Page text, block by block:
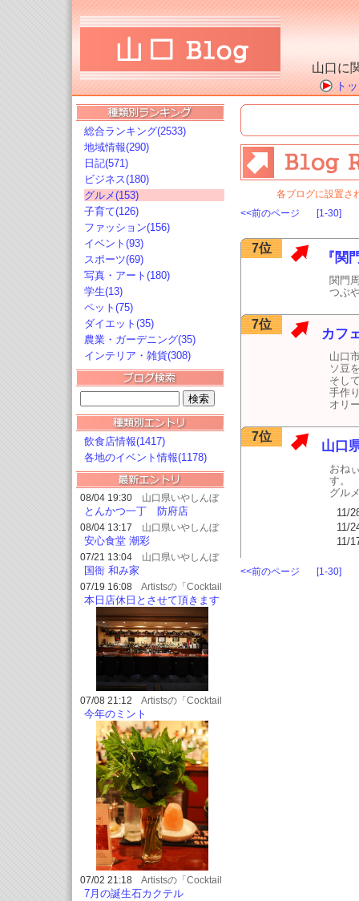
山口に
ト
総合ランキング(2533)
地域情報(290)
日記(571)
ビジネス(180)
グルメ(153)
子育て(126)
ファッション(156)
イベント(93)
スポーツ(69)
写真・アート(180)
学生(13)
ペット(75)
ダイエット(35)
農業・ガーデニング(35)
インテリア・雑貨(308)
飲食店情報(1417)
各地のイベント情報(1178)
08/04 19:30 山口県いやしんぼ
情報 Vol.2
とんかつ一丁 防府店
08/04 13:17 山口県いやしんぼ
情報 Vol.2
安心食堂 潮彩
07/21 13:04 山口県いやしんぼ
情報 Vol.2
国衙 和み家
07/19 16:08 Artistsの「Cocktail
は瞬間の芸術」
本日店休日とさせて頂きます
07/08 21:12 Artistsの「Cocktail
は瞬間の芸術」
今年のミント
07/02 21:18 Artistsの「Cocktail
は瞬間の芸術」
7月の誕生石カクテル
各ブログに設置さ
<<前のページ
[1-30]
7位
『関
関門
つぶ
7位
カフ
山口
ソ豆
そし
手作
オリ
7位
山口
おね
す。
グル
11/
11/
11/
<<前のページ [1-30]